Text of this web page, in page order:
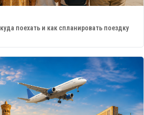
поехать и как спланировать поездку